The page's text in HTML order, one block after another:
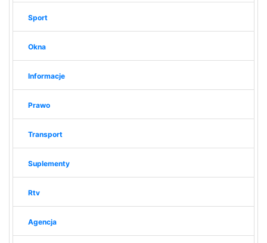
Sport
Okna
Informacje
Prawo
Transport
Suplementy
Rtv
Agencja